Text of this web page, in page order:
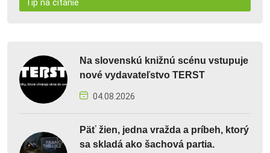
Tip na čítanie
Na slovenskú knižnú scénu vstupuje
nové vydavateľstvo TERST
04.08.2026
Päť žien, jedna vražda a príbeh, ktorý
sa skladá ako šachová partia.